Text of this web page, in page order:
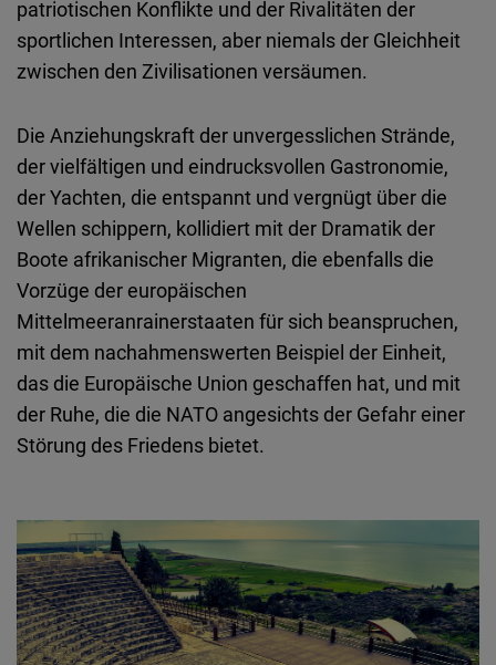
patriotischen Konflikte und der Rivalitäten der
sportlichen Interessen, aber niemals der Gleichheit
zwischen den Zivilisationen versäumen.
Die Anziehungskraft der unvergesslichen Strände,
der vielfältigen und eindrucksvollen Gastronomie,
der Yachten, die entspannt und vergnügt über die
Wellen schippern, kollidiert mit der Dramatik der
Boote afrikanischer Migranten, die ebenfalls die
Vorzüge der europäischen
Mittelmeeranrainerstaaten für sich beanspruchen,
mit dem nachahmenswerten Beispiel der Einheit,
das die Europäische Union geschaffen hat, und mit
der Ruhe, die die NATO angesichts der Gefahr einer
Störung des Friedens bietet.